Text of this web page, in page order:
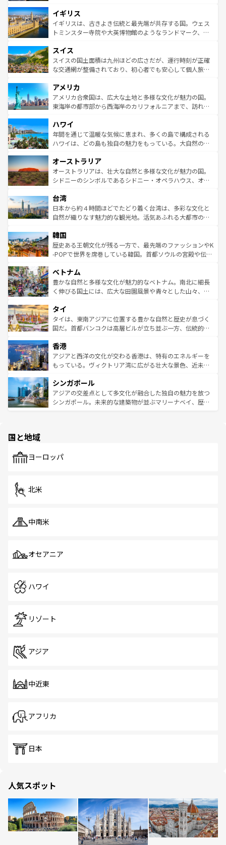
いる。シャンパンの発祥地であるランス、プロヴァンスの
香り高いラベンダー畑など、多彩な楽しみ方が可能だ。さ
らに、パリ以外の地域にも魅力が溢れており、どの街角に
れる地方に足を運ぶとそれぞれで全く異なる文化を体験で
きるだろう。 なお、新着のフランス情報はコンテンツ一覧
を参照してほしい。
顔を持つこの国は、どこを歩いても飽きることがない。ベ
ルリンの文化的活気、バイエルン州のアルプスの絶景、そ
してライン川沿いのワイン畑といった風景は必見。ビール
は、お酒好きな人にはぜひ体験してほしい。 なお、新着の
ドイツ情報はコンテンツ一覧を参照してほしい。
イギリス
イギリスは、古きよき伝統と最先端が共存する国。ウェス
トミンスター寺院や大英博物館のようなランドマーク、歴
リアごとに異なる魅力がある。また、優雅なアフタヌーン
ティー、ビール好きにはたまらない英国パブ、サッカー観
戦など、本場だからこそできる体験も豊富。イギリスを旅
ンツ一覧を参照してほしい。
スイス
スイスの国土面積は九州ほどの広さだが、運行時刻が正確
な交通網が整備されており、初心者でも安心して個人旅行
の建物がそのまま残る町や、スイスならではのユニークな
博物館もあり、アルプス観光だけでなく町歩きも満喫する
ことができる。国民の所得が高いため物価も高いが、旅行
ば市内交通費無料で観光を楽しむこともできる。 なお、新
着のスイス情報はコンテンツ一覧 を参照してほしい。
アメリカ
アメリカ合衆国は、広大な土地と多様な文化が魅力の国。
東海岸の都市部から西海岸のカリフォルニアまで、訪れる
のような巨大都市は、観光、ショッピング、エンターテイ
ンメントが詰まった刺激的なスポットだ。一方、アメリカ
西部には大自然が広がり、グランドキャニオンやイエロー
部のニューオーリンズでは、音楽と美食が融合した独特の
文化が魅力。旅行者はアメリカの各地域で異なる魅力を楽
しみながら、その多様性と豊かな歴史を感じることができ
ならではの贅沢な旅のスタイルだ。 なお、新着のアメリカ
情報はコンテンツ一覧を参照してほしい。
ハワイ
年間を通じて温暖な気候に恵まれ、多くの島で構成される
ハワイは、どの島も独自の魅力をもっている。大自然の神
ワイ島は見逃せない。また、定番の観光地といえばオアフ
島だが、静かな自然を求めるならマウイ島やカウアイ島が
おすすめ。エメラルドグリーンに輝く海をはじめ、豊かな
れるおもてなしの心で訪れる人々を迎えてくれるハワイの
人々、おいしいローカルフードやハワイアンミュージッ
ク、伝統的なフラダンスなど、すべてがハワイの魅力を彩
ワイを、存分に味わってほしい。 なお、新着のハワイ情報
はコンテンツ一覧を参照してほしい。
オーストラリア
オーストラリアは、壮大な自然と多様な文化が魅力の国。
シドニーのシンボルであるシドニー・オペラハウス、オー
リアリーフや大陸中央部にそびえるウルル（エアーズロッ
ク）、タスマニアの美しい原生林やケアンズの熱帯雨林な
ど、見どころがたくさん。また、カフェやワイン、オージ
いる。アクティビティも充実しており、サーフィンやダイ
ビング、ハイキングなど、アウトドア好きにはたまらな
い。オーストラリアの多彩な魅力を存分に味わいつくそ
参照してほしい。
台湾
日本から約４時間ほどでたどり着く台湾は、多彩な文化と
自然が織りなす魅力的な観光地。活気あふれる大都市の台
ン）、静ひつな山岳地帯である台湾東部など、都市の喧騒
と山間の静けさが共存しており、訪れる人に新しい発見と
驚きをもたらしてくれる。また、奥深い台湾の食文化も魅
容にもいいと評判のスイーツなど、バラエティ豊かな料理
が味わえる。 なお、新着の台湾情報は コンテンツ一覧を参
照してほしい。
韓国
歴史ある王朝文化が残る一方で、最先端のファッションやK
-POPで世界を席巻している韓国。首都ソウルの宮殿や伝統
き、地方に足を延ばせば四季折々の自然美を楽しむことが
できる。そして、キムチや焼肉、絶品のストリートフード
まで、さまざまな韓国料理が待っている。夜には、韓国な
リティに包まれながら、韓国の多彩な魅力を心ゆくまで味
わってみてほしい。 なお、新着の韓国情報はコンテンツ一
覧を参照してほしい。
ベトナム
豊かな自然と多様な文化が魅力的なベトナム。南北に細長
く伸びる国土には、広大な田園風景や青々とした山々、世
急速な発展と共に伝統が息づく。ハノイの古い町並みやホ
ーチミン市のフランス統治時代の建物も、独特の雰囲気を
醸し出している。また、バラエティの豊かさとおいしさで
とつ。フォーやバインミー、ベトナムコーヒーなどは、ぜ
ひ現地で味わいたい。どの地域を訪れてもあたたかい人々
が旅行者を迎えてくれるので、きっと忘れられない旅にな
参照してほしい。
タイ
タイは、東南アジアに位置する豊かな自然と歴史が息づく
国だ。首都バンコクは高層ビルが立ち並ぶ一方、伝統的な
の活気が交差している。北部ではチェンマイなどの山岳地
帯で自然と触れ合い、南部ではプーケットやクラビの美し
いビーチでリゾート気分を楽しむことができる。タイ料理
激する。気候は一年中温暖で、どの季節にも異なる楽しみ
が待っている。親しみやすいタイの人々、仏教を中心とし
た文化、そして多様な観光資源が、訪れる旅人を魅了し続
香港
アジアと西洋の文化が交わる香港は、特有のエネルギーを
もっている。ヴィクトリア湾に広がる壮大な景色、近未来
み、どこを訪れても感動するはず。観光スポットが密集し
ており、効率よく見どころを回れるのも魅力。息をのむよ
うな絶景から文化的な体験まで、香港を存分に楽しみ尽く
シンガポール
アジアの交差点として多文化が融合した独自の魅力を放つ
シンガポール。未来的な建築物が並ぶマリーナベイ、歴史
で、ホーカーズは地元の風情を楽しめる外せないスポット
国と地域
ヨーロッパ
北米
中南米
オセアニア
ハワイ
リゾート
アジア
中近東
アフリカ
日本
人気スポット